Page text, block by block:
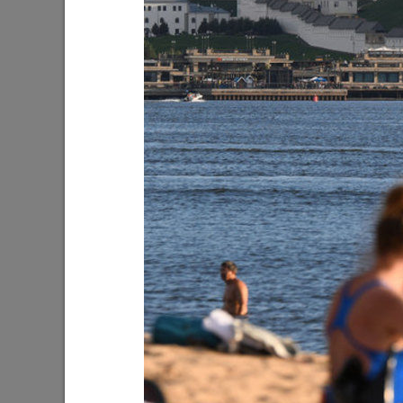
Ильсур Метшин: «Входная группа в
Ленинский сад станет удобнее и
комфортнее»
Ильсур
03/08/
Мэр Казани поблагодарил «Парковых
На
Олег
Дима